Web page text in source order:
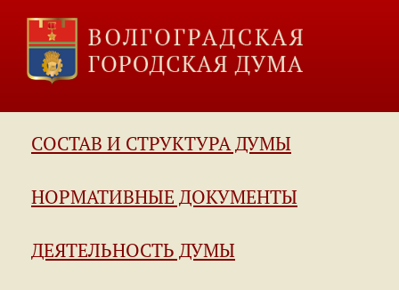
СОСТАВ И СТРУКТУРА ДУМЫ
НОРМАТИВНЫЕ ДОКУМЕНТЫ
ДЕЯТЕЛЬНОСТЬ ДУМЫ